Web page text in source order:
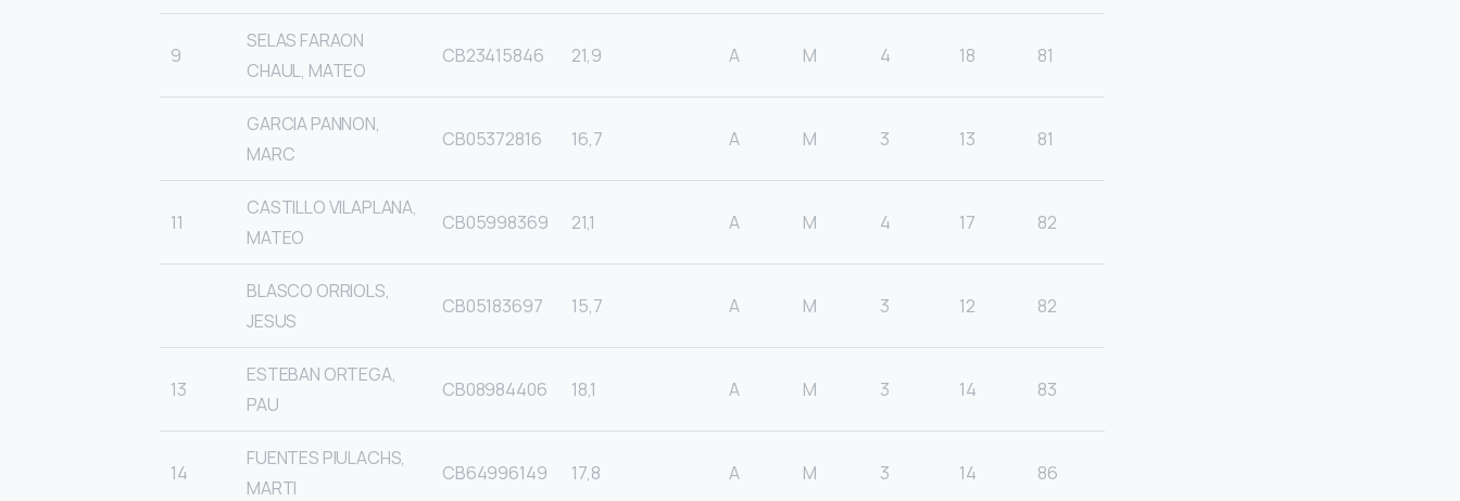
9
SELAS FARAON
CHAUL, MATEO
CB23415846 21,9 A M 4 18 81
GARCIA PANNON,
MARC
CB05372816 16,7 A M 3 13 81
11
CASTILLO VILAPLANA,
MATEO
CB05998369 21,1 A M 4 17 82
BLASCO ORRIOLS,
JESUS
CB05183697 15,7 A M 3 12 82
13
ESTEBAN ORTEGA,
PAU
CB08984406 18,1 A M 3 14 83
14
FUENTES PIULACHS,
MARTI
CB64996149 17,8 A M 3 14 86